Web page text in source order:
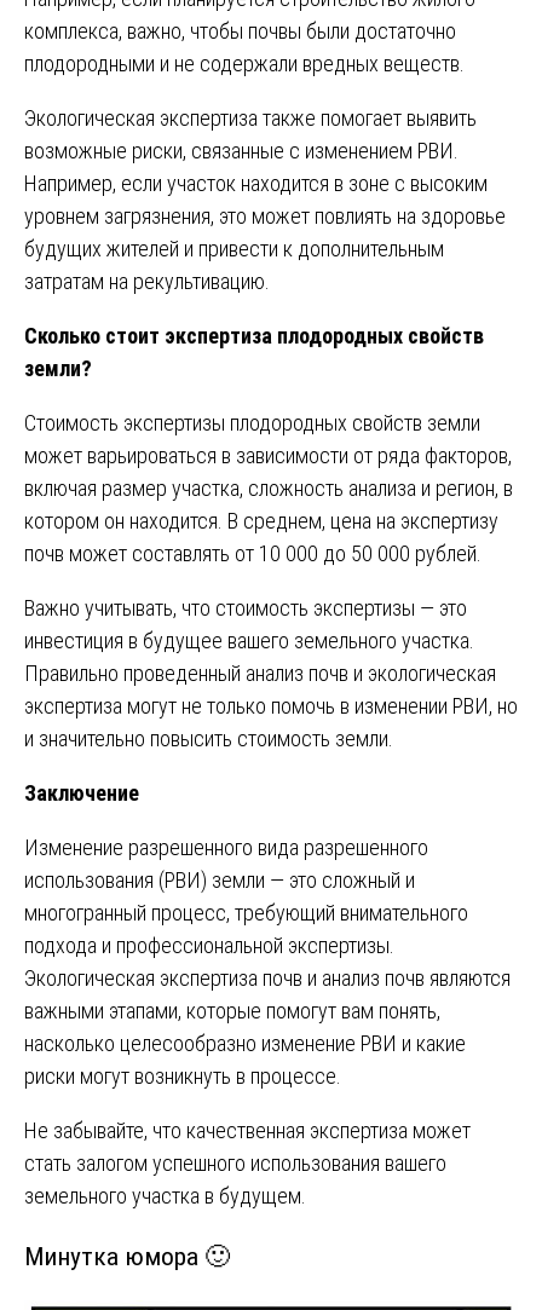
комплекса, важно, чтобы почвы были достаточно
плодородными и не содержали вредных веществ.
Экологическая экспертиза также помогает выявить
возможные риски, связанные с изменением РВИ.
Например, если участок находится в зоне с высоким
уровнем загрязнения, это может повлиять на здоровье
будущих жителей и привести к дополнительным
затратам на рекультивацию.
Сколько стоит экспертиза плодородных свойств
земли?
Стоимость экспертизы плодородных свойств земли
может варьироваться в зависимости от ряда факторов,
включая размер участка, сложность анализа и регион, в
котором он находится. В среднем, цена на экспертизу
почв может составлять от 10 000 до 50 000 рублей.
Важно учитывать, что стоимость экспертизы — это
инвестиция в будущее вашего земельного участка.
Правильно проведенный анализ почв и экологическая
экспертиза могут не только помочь в изменении РВИ, но
и значительно повысить стоимость земли.
Заключение
Изменение разрешенного вида разрешенного
использования (РВИ) земли — это сложный и
многогранный процесс, требующий внимательного
подхода и профессиональной экспертизы.
Экологическая экспертиза почв и анализ почв являются
важными этапами, которые помогут вам понять,
насколько целесообразно изменение РВИ и какие
риски могут возникнуть в процессе.
Не забывайте, что качественная экспертиза может
стать залогом успешного использования вашего
земельного участка в будущем.
Минутка юмора 🙂